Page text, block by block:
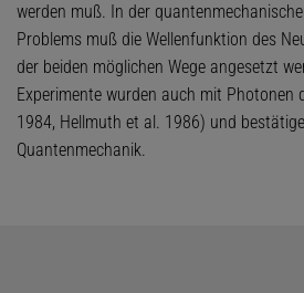
werden muß. In der
Problems muß die Wellenfunktion des
der beiden möglichen Wege angesetzt
Experimente wurden auch mit Photonen
1984, Hellmuth et al. 1986) und
Quantenmechanik.